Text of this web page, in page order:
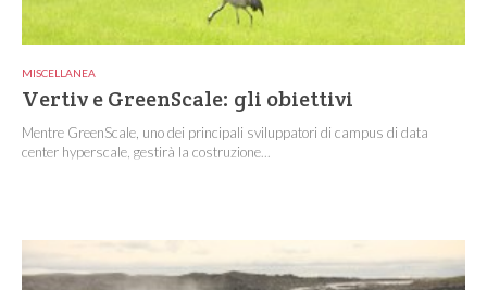
MISCELLANEA
Vertiv e GreenScale: gli obiettivi
Mentre GreenScale, uno dei principali sviluppatori di campus di data
center hyperscale, gestirà la costruzione...